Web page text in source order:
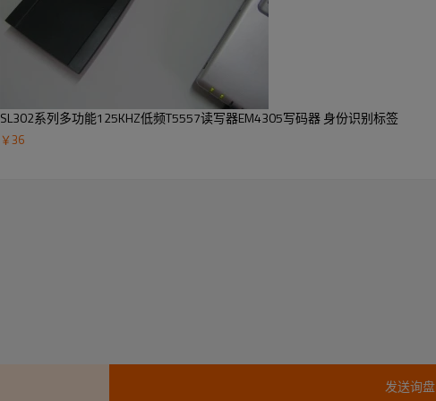
SL302系列多功能125KHZ低频T5557读写器EM4305写码器 身份识别标签
￥36
发送询盘